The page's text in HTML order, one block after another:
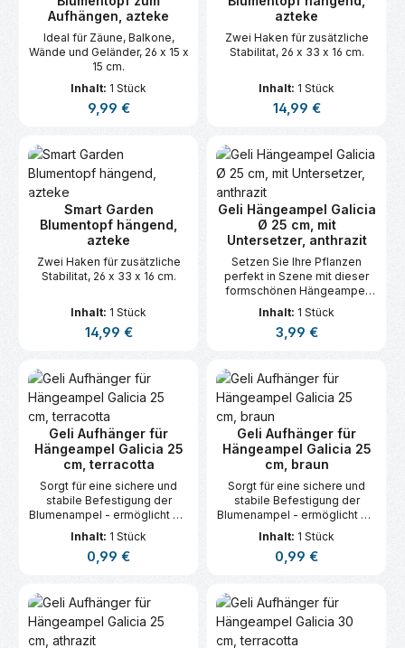
Aufhängen, azteke
Ideal für Zäune, Balkone,
Wände und Geländer, 26 x 15 x
15 cm.
Inhalt: 1 Stück
Regulärer Preis:
9,99 €
azteke
Zwei Haken für zusätzliche
Stabilitat, 26 x 33 x 16 cm.
Inhalt: 1 Stück
Regulärer Preis:
14,99 €
Smart Garden
Blumentopf hängend,
azteke
Zwei Haken für zusätzliche
Stabilitat, 26 x 33 x 16 cm.
Inhalt: 1 Stück
Regulärer Preis:
14,99 €
Geli Hängeampel Galicia
Ø 25 cm, mit
Untersetzer, anthrazit
Setzen Sie Ihre Pflanzen
perfekt in Szene mit dieser
formschönen Hängeampel
praktischem Untersetzer und
stabilem Aufhänger.
Inhalt: 1 Stück
Regulärer Preis:
3,99 €
Geli Aufhänger für
Hängeampel Galicia 25
cm, terracotta
Sorgt für eine sichere und
stabile Befestigung der
Blumenampel - ermöglicht ein
Balkon, Terrasse oder im
Garten.
Inhalt: 1 Stück
Regulärer Preis:
0,99 €
Geli Aufhänger für
Hängeampel Galicia 25
cm, braun
Sorgt für eine sichere und
stabile Befestigung der
Blumenampel - ermöglicht ein
Balkon, Terrasse oder im
Garten.
Inhalt: 1 Stück
Regulärer Preis:
0,99 €